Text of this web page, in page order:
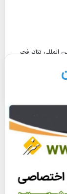
تئاتر فجر